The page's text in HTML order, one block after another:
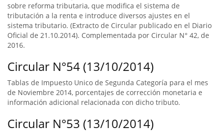
sobre reforma tributaria, que modifica el sistema de
tributación a la renta e introduce diversos ajustes en el
sistema tributario. (Extracto de Circular publicado en el Diario
Oficial de 21.10.2014). Complementada por Circular N° 42, de
2016.
Circular N°54 (13/10/2014)
Tablas de Impuesto Unico de Segunda Categoría para el mes
de Noviembre 2014, porcentajes de corrección monetaria e
información adicional relacionada con dicho tributo.
Circular N°53 (13/10/2014)